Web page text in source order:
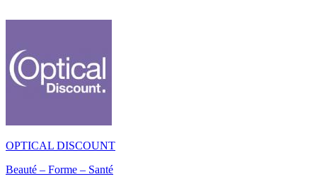
OPTICAL DISCOUNT
Beauté – Forme – Santé